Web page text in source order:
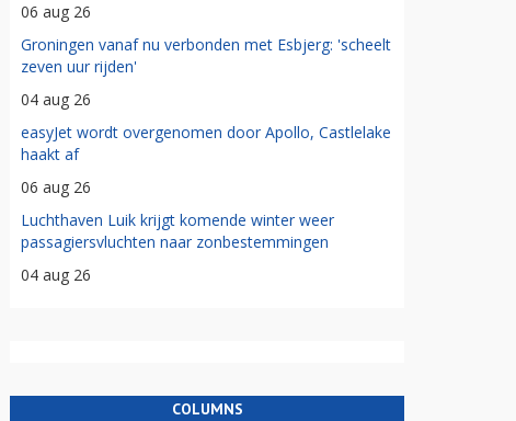
06 aug 26
Groningen vanaf nu verbonden met Esbjerg: 'scheelt
zeven uur rijden'
04 aug 26
easyJet wordt overgenomen door Apollo, Castlelake
haakt af
06 aug 26
Luchthaven Luik krijgt komende winter weer
passagiersvluchten naar zonbestemmingen
04 aug 26
COLUMNS